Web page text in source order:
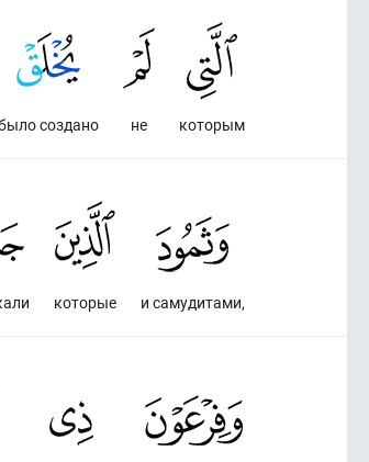
которым
не
создано
и самудитами,
которые